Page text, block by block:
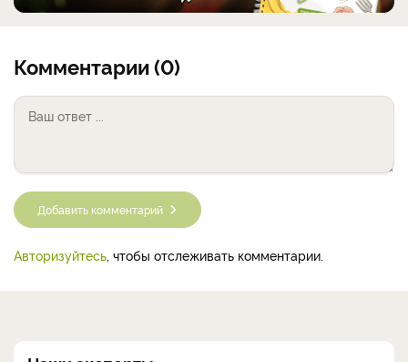
Комментарии (0)
Добавить комментарий
Авторизуйтесь, чтобы отслеживать комментарии.